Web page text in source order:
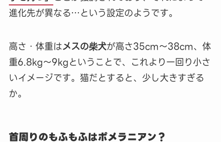
進化先が異なる…という設定のようです。
高さ・体重はメスの柴犬が高さ35cm～38cm、体
重6.8kg～9kgということで、これより一回り小さ
いイメージです。猫だとすると、少し大きすぎる
か。
首周りのもふもふはポメラニアン？